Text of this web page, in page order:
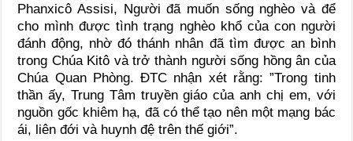
Phanxicô Assisi, Người đã muốn sống nghèo và để
cho mình được tình trạng nghèo khổ của con người
đánh động, nhờ đó thánh nhân đã tìm được an bình
trong Chúa Kitô và trở thành người sống hồng ân của
Chúa Quan Phòng. ĐTC nhận xét rằng: ”Trong tinh
thần ấy, Trung Tâm truyền giáo của anh chị em, với
nguồn gốc khiêm hạ, đã có thể tạo nên một mạng bác
ái, liên đới và huynh đệ trên thế giới”.